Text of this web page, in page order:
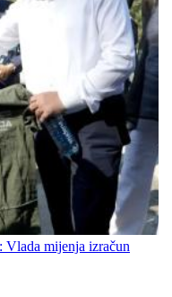
Vlada mijenja izračun